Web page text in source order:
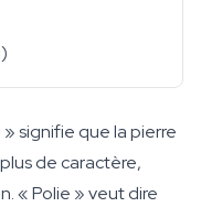
signifie que la pierre
de caractère,
« Polie » veut dire